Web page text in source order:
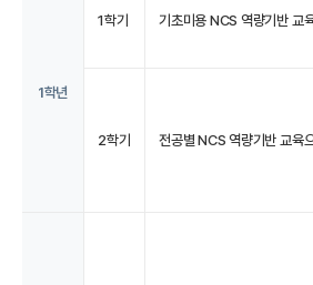
1학년
1학기 기초미용 NCS 역량기반 교
2학기 전공별 NCS 역량기반 교육